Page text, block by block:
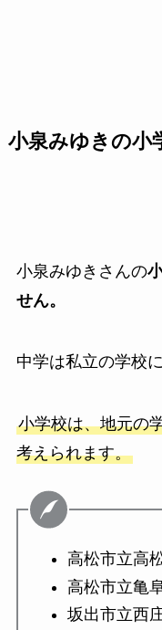
小泉みゆきの小
小泉みゆきさんの
せん。
中学は私立の学校
小学校は、地元の
考えられます。
高松市立高
高松市立亀
坂出市立西